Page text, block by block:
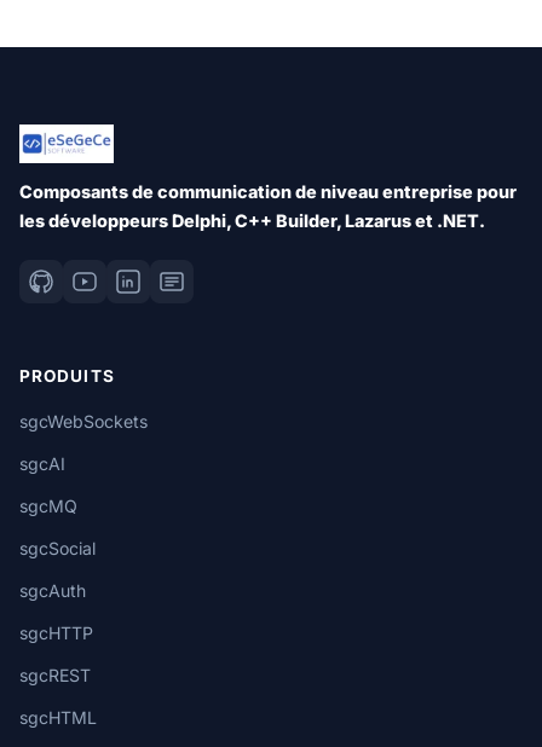
Composants de communication de niveau entreprise pour
les développeurs Delphi, C++ Builder, Lazarus et .NET.
PRODUITS
sgcWebSockets
sgcAI
sgcMQ
sgcSocial
sgcAuth
sgcHTTP
sgcREST
sgcHTML